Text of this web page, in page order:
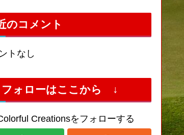
のコメント
トなし
ォローはここから ↓
Creationsをフォローする